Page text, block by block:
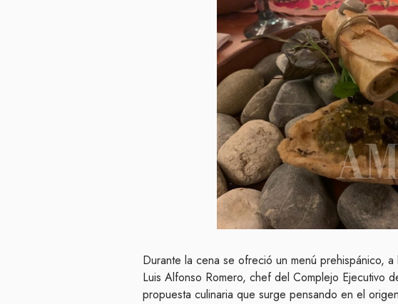
Durante la cena se ofreció un menú prehispánico,
Luis Alfonso Romero, chef del Complejo Ejecutivo
propuesta culinaria que surge pensando en el